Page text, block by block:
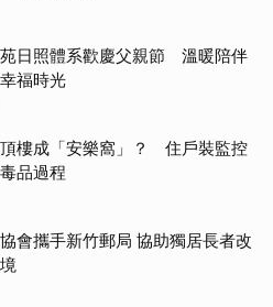
日照體系歡慶父親節 溫暖陪伴
福時光
樓成「安樂窩」？ 住戶裝監控
品過程
會攜手新竹郵局 協助獨居長者改